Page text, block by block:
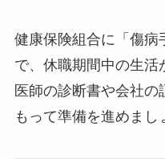
健康保険組合に「傷病
で、休職期間中の生活
医師の診断書や会社の
もって準備を進めまし